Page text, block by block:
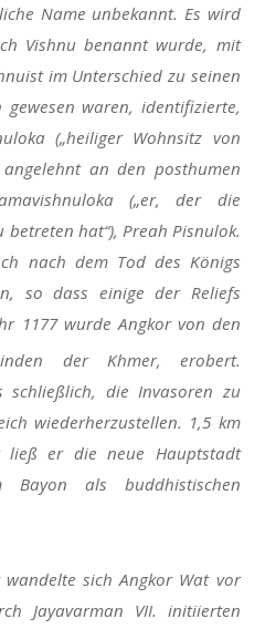
Name unbekannt. Es wird
Vishnu benannt wurde, mit
im Unterschied zu seinen
gewesen waren, identifizierte,
(„heiliger Wohnsitz von
an den posthumen
(„er, der die
hat“), Preah Pisnulok.
nach dem Tod des Königs
so dass einige der Reliefs
1177 wurde Angkor von den
der Khmer, erobert.
schließlich, die Invasoren zu
wiederherzustellen. 1,5 km
ließ er die neue Hauptstadt
als buddhistischen
sich Angkor Wat vor
Jayavarman VII. initiierten